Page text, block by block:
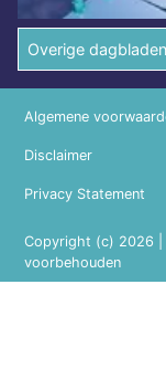
Overige
Copyright (c) 2026 |
voorbehouden
Algemene
Disclaimer
Privacy Statement